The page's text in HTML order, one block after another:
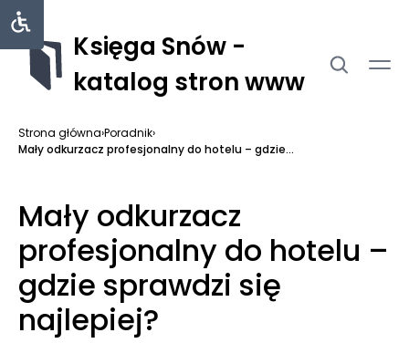
Księga Snów -
katalog stron www
Strona główna›Poradnik›
Mały odkurzacz profesjonalny do hotelu – gdzie...
Mały odkurzacz
profesjonalny do hotelu –
gdzie sprawdzi się
najlepiej?